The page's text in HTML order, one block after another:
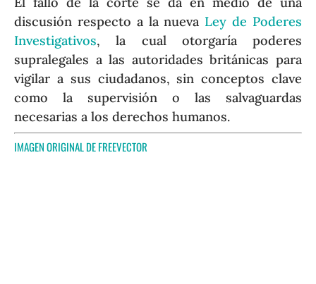
discusión respecto a la nueva Ley de Poderes
Investigativos, la cual otorgaría poderes
supralegales a las autoridades británicas para
vigilar a sus ciudadanos, sin conceptos clave
como la supervisión o las salvaguardas
necesarias a los derechos humanos.
IMAGEN ORIGINAL DEFREEVECTOR